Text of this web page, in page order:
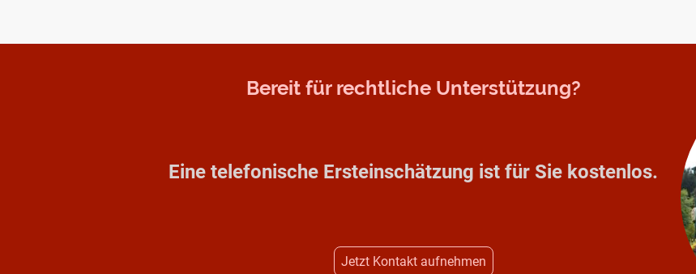
Bereit für rechtliche Unterstützung?
Eine telefonische Ersteinschätzung ist für Sie kostenlos.
Jetzt Kontakt aufnehmen